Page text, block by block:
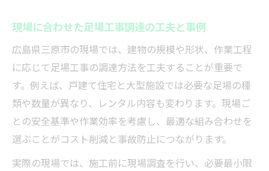
現場に合わせた足場工事調達の工夫と事例
広島県三原市の現場では、建物の規模や形状、作業工程
に応じて足場工事の調達方法を工夫することが重要で
す。例えば、戸建て住宅と大型施設では必要な足場の種
類や数量が異なり、レンタル内容も変わります。現場ご
との安全基準や作業効率を考慮し、最適な組み合わせを
選ぶことがコスト削減と事故防止につながります。
実際の現場では、施工前に現場調査を行い、必要最小限